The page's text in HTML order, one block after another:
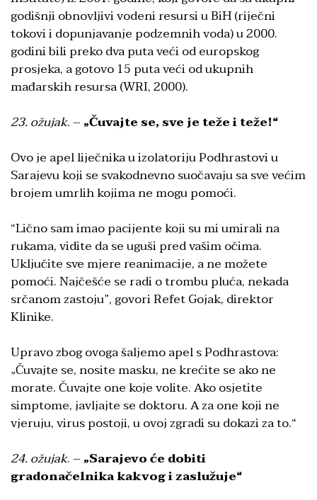
godišnji obnovljivi vodeni resursi u BiH (riječni
tokovi i dopunjavanje podzemnih voda) u 2000.
godini bili preko dva puta veći od europskog
prosjeka, a gotovo 15 puta veći od ukupnih
mađarskih resursa (WRI, 2000).
23. ožujak. – „Čuvajte se, sve je teže i teže!“
Ovo je apel liječnika u izolatoriju Podhrastovi u
Sarajevu koji se svakodnevno suočavaju sa sve većim
brojem umrlih kojima ne mogu pomoći.
“Lično sam imao pacijente koji su mi umirali na
rukama, vidite da se uguši pred vašim očima.
Uključite sve mjere reanimacije, a ne možete
pomoći. Najčešće se radi o trombu pluća, nekada
srčanom zastoju”, govori Refet Gojak, direktor
Klinike.
Upravo zbog ovoga šaljemo apel s Podhrastova:
„Čuvajte se, nosite masku, ne krećite se ako ne
morate. Čuvajte one koje volite. Ako osjetite
simptome, javljajte se doktoru. A za one koji ne
vjeruju, virus postoji, u ovoj zgradi su dokazi za to.“
24. ožujak. – „Sarajevo će dobiti
gradonačelnika kakvog i zaslužuje“